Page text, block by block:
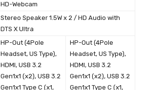
HD-Webcam
Stereo Speaker 1.5W x 2 / HD Audio with
DTS X Ultra
HP-Out (4Pole
Headset, US Type),
HDMI, USB 3.2
Gen1x1 (x2), USB 3.2
Gen1x1 Type C (x1,
HP-Out (4Pole
Headset, US Type),
HDMI, USB 3.2
Gen1x1 (x2), USB 3.2
Gen1x1 Type C (x1,